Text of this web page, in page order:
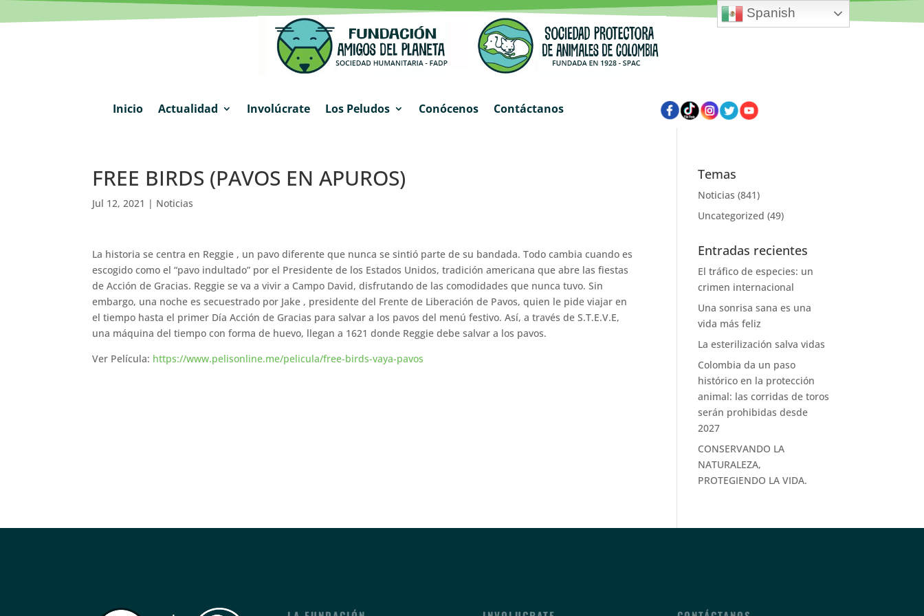
Inicio Actualidad Involúcrate Los Peludos Conócenos Contáctanos
FREE BIRDS (PAVOS EN APUROS)
Jul 12, 2021 | Noticias
La historia se centra en Reggie , un pavo diferente que nunca se sintió parte de su bandada. Todo cambia cuando es
escogido como el “pavo indultado” por el Presidente de los Estados Unidos, tradición americana que abre las fiestas
de Acción de Gracias. Reggie se va a vivir a Campo David, disfrutando de las comodidades que nunca tuvo. Sin
embargo, una noche es secuestrado por Jake , presidente del Frente de Liberación de Pavos, quien le pide viajar en
el tiempo hasta el primer Día Acción de Gracias para salvar a los pavos del menú festivo. Así, a través de S.T.E.V.E,
una máquina del tiempo con forma de huevo, llegan a 1621 donde Reggie debe salvar a los pavos.
Ver Película: https://www.pelisonline.me/pelicula/free-birds-vaya-pavos
Temas
Noticias (841)
Uncategorized (49)
Entradas recientes
El tráfico de especies: un
crimen internacional
Una sonrisa sana es una
vida más feliz
La esterilización salva vidas
Colombia da un paso
histórico en la protección
animal: las corridas de toros
serán prohibidas desde
2027
CONSERVANDO LA
NATURALEZA,
PROTEGIENDO LA VIDA.
Spanish